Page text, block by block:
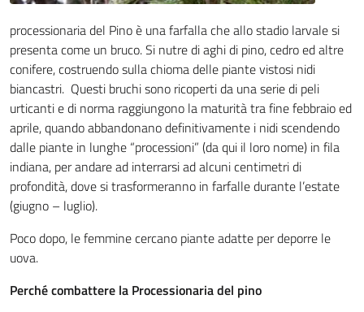
processionaria del Pino è una farfalla che allo stadio larvale si
presenta come un bruco. Si nutre di aghi di pino, cedro ed altre
conifere, costruendo sulla chioma delle piante vistosi nidi
biancastri. Questi bruchi sono ricoperti da una serie di peli
urticanti e di norma raggiungono la maturità tra fine febbraio ed
aprile, quando abbandonano definitivamente i nidi scendendo
dalle piante in lunghe “processioni” (da qui il loro nome) in fila
indiana, per andare ad interrarsi ad alcuni centimetri di
profondità, dove si trasformeranno in farfalle durante l’estate
(giugno – luglio).
Poco dopo, le femmine cercano piante adatte per deporre le
uova.
Perché combattere la Processionaria del pino